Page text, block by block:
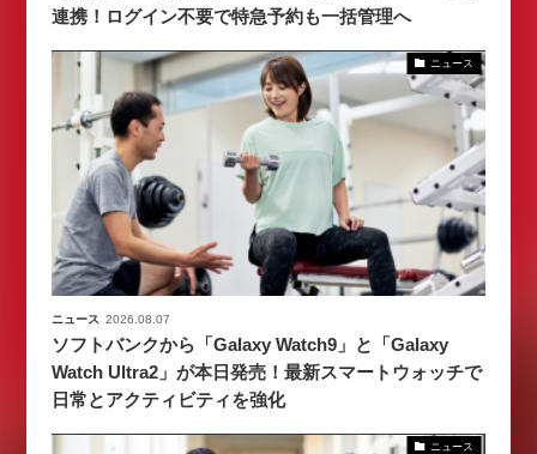
連携！ログイン不要で特急予約も一括管理へ
ニュース
ニュース 2026.08.07
ソフトバンクから「Galaxy Watch9」と「Galaxy
Watch Ultra2」が本日発売！最新スマートウォッチで
日常とアクティビティを強化
ニュース